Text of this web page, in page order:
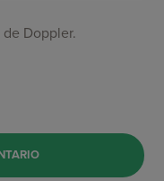
de Doppler.